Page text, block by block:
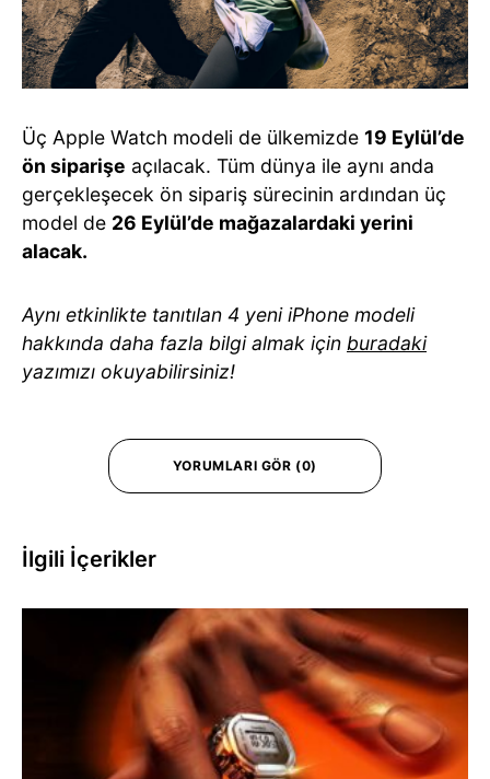
Üç Apple Watch modeli de ülkemizde 19 Eylül’de
ön siparişe açılacak. Tüm dünya ile aynı anda
gerçekleşecek ön sipariş sürecinin ardından üç
model de 26 Eylül’de mağazalardaki yerini
alacak.
Aynı etkinlikte tanıtılan 4 yeni iPhone modeli
hakkında daha fazla bilgi almak için buradaki
yazımızı okuyabilirsiniz!
YORUMLARI GÖR (0)
İlgili İçerikler